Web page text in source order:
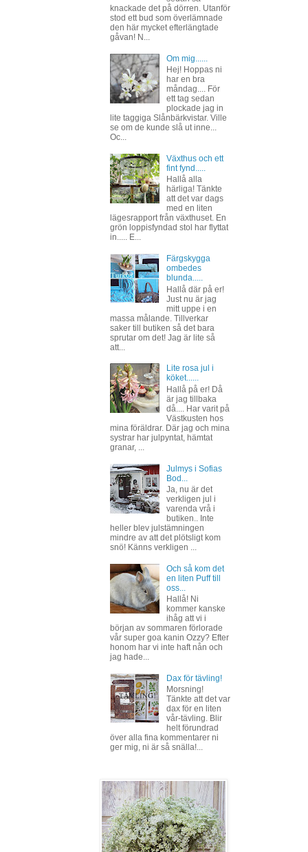
knackade det på dörren. Utanför
stod ett bud som överlämnade
den här mycket efterlängtade
gåvan! N...
Om mig......
Hej! Hoppas ni
har en bra
måndag.... För
ett tag sedan
plockade jag in
lite taggiga Slånbärkvistar. Ville
se om de kunde slå ut inne...
Oc...
Växthus och ett
fint fynd.....
Hallå alla
härliga! Tänkte
att det var dags
med en liten
lägesrapport från växthuset. En
grön loppisfyndad stol har flyttat
in..... E...
Färgskygga
ombedes
blunda.....
Hallå där på er!
Just nu är jag
mitt uppe i en
massa målande. Tillverkar
saker till butiken så det bara
sprutar om det! Jag är lite så
att...
Lite rosa jul i
köket......
Hallå på er! Då
är jag tillbaka
då.... Har varit på
Västkusten hos
mina föräldrar. Där jag och mina
systrar har julpyntat, hämtat
granar, ...
Julmys i Sofias
Bod...
Ja, nu är det
verkligen jul i
varenda vrå i
butiken.. Inte
heller blev julstämningen
mindre av att det plötsligt kom
snö! Känns verkligen ...
Och så kom det
en liten Puff till
oss...
Hallå! Ni
kommer kanske
ihåg att vi i
början av sommaren förlorade
vår super goa kanin Ozzy? Efter
honom har vi inte haft nån och
jag hade...
Dax för tävling!
Morsning!
Tänkte att det var
dax för en liten
vår-tävling. Blir
helt förundrad
över alla fina kommentarer ni
ger mig, ni är så snälla!...